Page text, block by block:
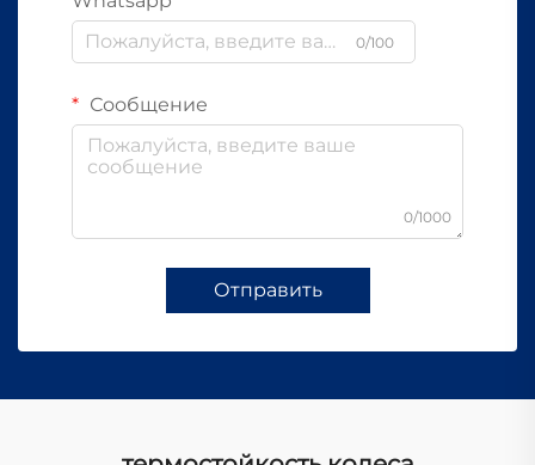
0/100
Сообщение
0/1000
Отправить